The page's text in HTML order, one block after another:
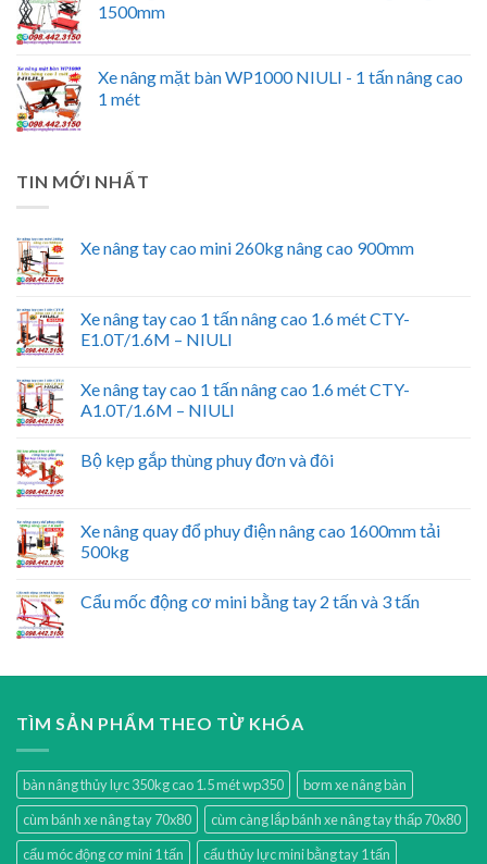
1500mm
Xe nâng mặt bàn WP1000 NIULI - 1 tấn nâng cao
1 mét
TIN MỚI NHẤT
Xe nâng tay cao mini 260kg nâng cao 900mm
Xe nâng tay cao 1 tấn nâng cao 1.6 mét CTY-
E1.0T/1.6M – NIULI
Xe nâng tay cao 1 tấn nâng cao 1.6 mét CTY-
A1.0T/1.6M – NIULI
Bộ kẹp gắp thùng phuy đơn và đôi
Xe nâng quay đổ phuy điện nâng cao 1600mm tải
500kg
Cẩu mốc động cơ mini bằng tay 2 tấn và 3 tấn
TÌM SẢN PHẨM THEO TỪ KHÓA
bàn nâng thủy lực 350kg cao 1.5 mét wp350
bơm xe nâng bàn
cùm bánh xe nâng tay 70x80
cùm càng lắp bánh xe nâng tay thấp 70x80
cẩu móc động cơ mini 1 tấn
cẩu thủy lực mini bằng tay 1 tấn